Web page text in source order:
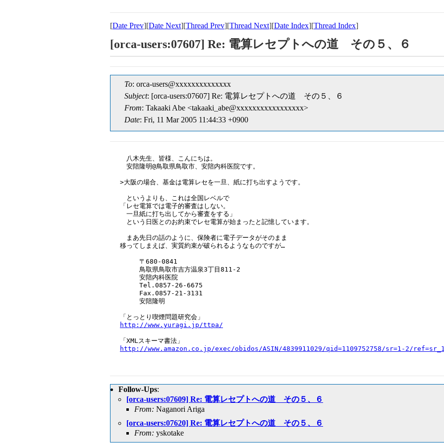
[Date Prev][Date Next][Thread Prev][Thread Next][Date Index][Thread Index]
[orca-users:07607] Re: 電算レセプトへの道 その５、６
To: orca-users@xxxxxxxxxxxxxx
Subject: [orca-users:07607] Re: 電算レセプトへの道 その５、６
From: Takaaki Abe <takaaki_abe@xxxxxxxxxxxxxxxxx>
Date: Fri, 11 Mar 2005 11:44:33 +0900
八木先生、皆様、こんにちは。
安陪隆明@鳥取県鳥取市、安陪内科医院です。
>大阪の場合、基金は電算レセを一旦、紙に打ち出すようです。
というよりも、これは全国レベルで
「レセ電算では電子的審査はしない。
一旦紙に打ち出してから審査をする」
という日医とのお約束でレセ電算が始まったと記憶しています。
まあ先日の話のように、保険者に電子データがそのまま
移ってしまえば、実質約束が破られるようなものですが…
〒680-0841
鳥取県鳥取市吉方温泉3丁目811-2
安陪内科医院
Tel.0857-26-6675
Fax.0857-21-3131
安陪隆明
http://www.yuragi.jp/ttpa/
http://www.amazon.co.jp/exec/obidos/ASIN/4839911029/qid=1109752758/sr=1-2/
Follow-Ups:
[orca-users:07609] Re: 電算レセプトへの道 その５、６
From: Naganori Ariga
[orca-users:07620] Re: 電算レセプトへの道 その５、６
From: yskotake